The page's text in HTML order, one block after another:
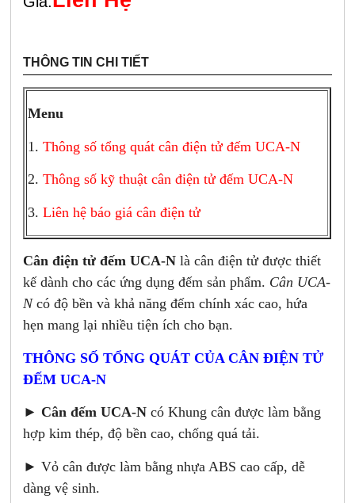
THÔNG TIN CHI TIẾT
Menu
1.Thông số tổng quát cân điện tử đếm UCA-N
2.Thông số kỹ thuật cân điện tử đếm UCA-N
3.Liên hệ báo giá cân điện tử
Cân điện tử đếm UCA-N là cân điện tử được thiết
kế dành cho các ứng dụng đếm sản phẩm. Cân UCA-
Ncó độ bền và khả năng đếm chính xác cao, hứa
hẹn mang lại nhiều tiện ích cho bạn.
THÔNG SỐ TỔNG QUÁT CỦA CÂN ĐIỆN TỬ
ĐẾM UCA-N
► Cân đếm UCA-Ncó Khung cân được làm bằng
hợp kim thép, độ bền cao, chống quá tải.
► Vỏ cân được làm bằng nhựa ABS cao cấp, dễ
dàng vệ sinh.